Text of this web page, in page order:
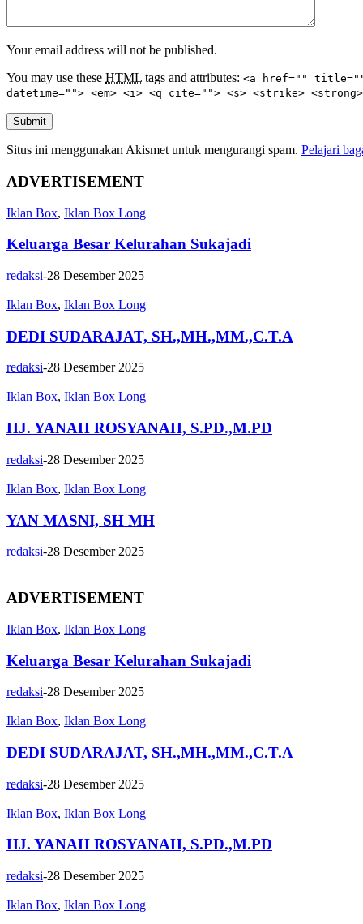
Your email address will not be published.
You may use these HTML tags and attributes: <a href=""
datetime=""> <em> <i> <q cite=""> <s> <strike> <strong>
Submit
Situs ini menggunakan Akismet untuk mengurangi spam. Pelajari
ADVERTISEMENT
Iklan Box, Iklan Box Long
Keluarga Besar Kelurahan Sukajadi
redaksi-28 Desember 2025
Iklan Box, Iklan Box Long
DEDI SUDARAJAT, SH.,MH.,MM.,C.T.A
redaksi-28 Desember 2025
Iklan Box, Iklan Box Long
HJ. YANAH ROSYANAH, S.PD.,M.PD
redaksi-28 Desember 2025
Iklan Box, Iklan Box Long
YAN MASNI, SH MH
redaksi-28 Desember 2025
ADVERTISEMENT
Iklan Box, Iklan Box Long
Keluarga Besar Kelurahan Sukajadi
redaksi-28 Desember 2025
Iklan Box, Iklan Box Long
DEDI SUDARAJAT, SH.,MH.,MM.,C.T.A
redaksi-28 Desember 2025
Iklan Box, Iklan Box Long
HJ. YANAH ROSYANAH, S.PD.,M.PD
redaksi-28 Desember 2025
Iklan Box, Iklan Box Long